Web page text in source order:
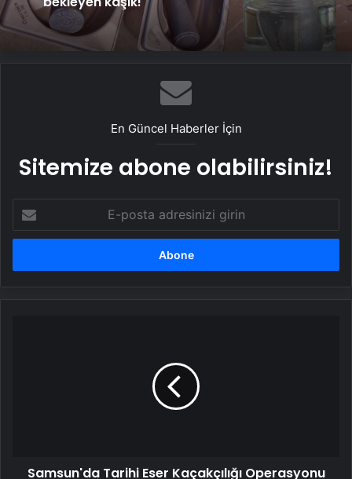
Masum gibi görünen tehlike: Suda
Yıllara meydan okuyor… Kim der 81
yaşında!
En Güncel Haberler İçin
Sitemize abone olabilirsiniz!
posta
adresinizi
Samsun'da Tarihi Eser Kaçakçılığı Operasyonu